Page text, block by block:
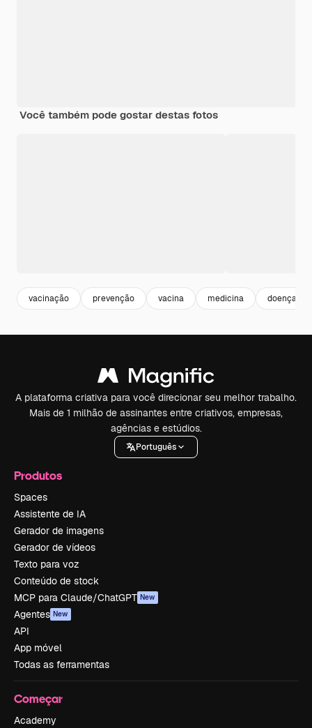
Você também pode gostar destas fotos
vacinação prevenção vacina medicina doença
A plataforma criativa para você direcionar seu melhor trabalho.
Mais de 1 milhão de assinantes entre criativos, empresas,
agências e estúdios.
Português
Produtos
Spaces
Assistente de IA
Gerador de imagens
Gerador de vídeos
Texto para voz
Conteúdo de stock
MCP para Claude/ChatGPT New
Agentes New
API
App móvel
Todas as ferramentas
Começar
Academy